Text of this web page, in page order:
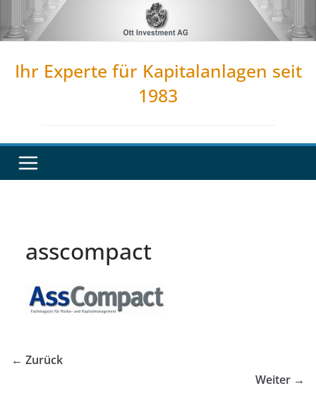
Inhalt
Ihr Experte für Kapitalanlagen seit
1983
asscompact
← Zurück
Weiter →